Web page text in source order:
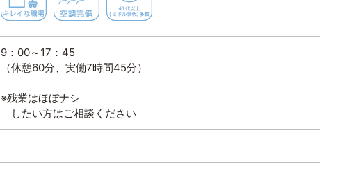
9：00～17：45
（休憩60分、実働7時間45分）
※残業はほぼナシ
したい方はご相談ください